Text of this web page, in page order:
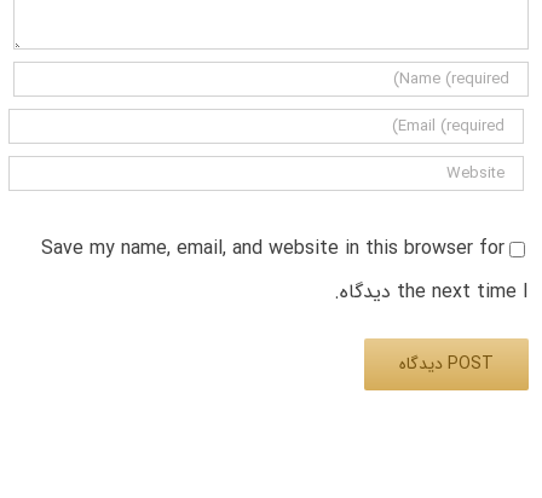
Save my name, email, and website in this browser for
the next time I دیدگاه.